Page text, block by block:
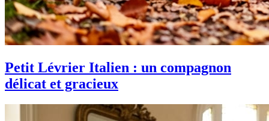
Petit Lévrier Italien : un compagnon
délicat et gracieux